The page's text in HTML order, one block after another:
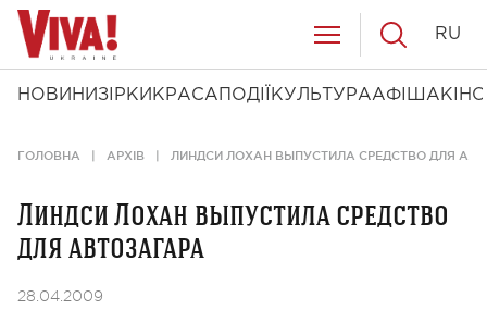
НОВИНИ ЗІРКИ КРАСА ПОДІЇ КУЛЬТУРААФІША КІНО
RU
ГОЛОВНА АРХІВ ЛИНДСИ ЛОХАН ВЫПУСТИЛА СРЕДСТВО ДЛЯ
Линдси Лохан выпустила средство
для автозагара
28.04.2009